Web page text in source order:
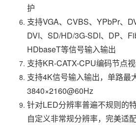
护
支持VGA、CVBS、YPbPr、
DVI、SD/HD/3G-SDI、DP、
HDbaseT等信号输入输出
支持KR-CATX-CPU编码节点
支持4K信号输入输出，单路最
3840×2160@60Hz
针对LED分辨率普遍不规则的
自定义非常规分辨率，完美适